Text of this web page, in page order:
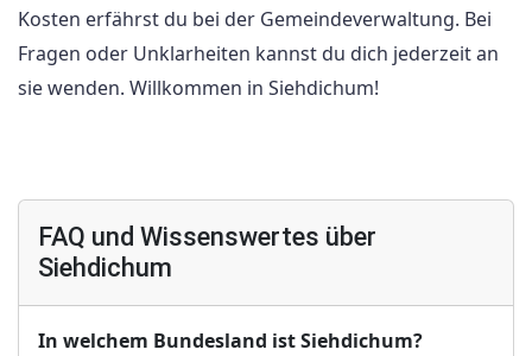
Kosten erfährst du bei der Gemeindeverwaltung. Bei
Fragen oder Unklarheiten kannst du dich jederzeit an
sie wenden. Willkommen in Siehdichum!
FAQ und Wissenswertes über
Siehdichum
In welchem Bundesland ist Siehdichum?